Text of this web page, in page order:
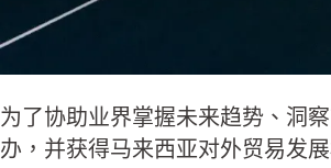
为了协助业界掌握未来趋势、洞
办，并获得马来西亚对外贸易发